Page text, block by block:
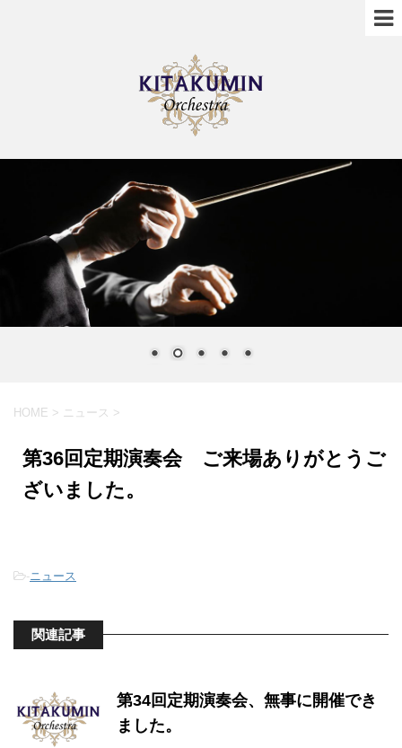
HOME > ニュース >
第36回定期演奏会 ご来場ありがとうご
ざいました。
-ニュース
関連記事
第34回定期演奏会、無事に開催でき
ました。